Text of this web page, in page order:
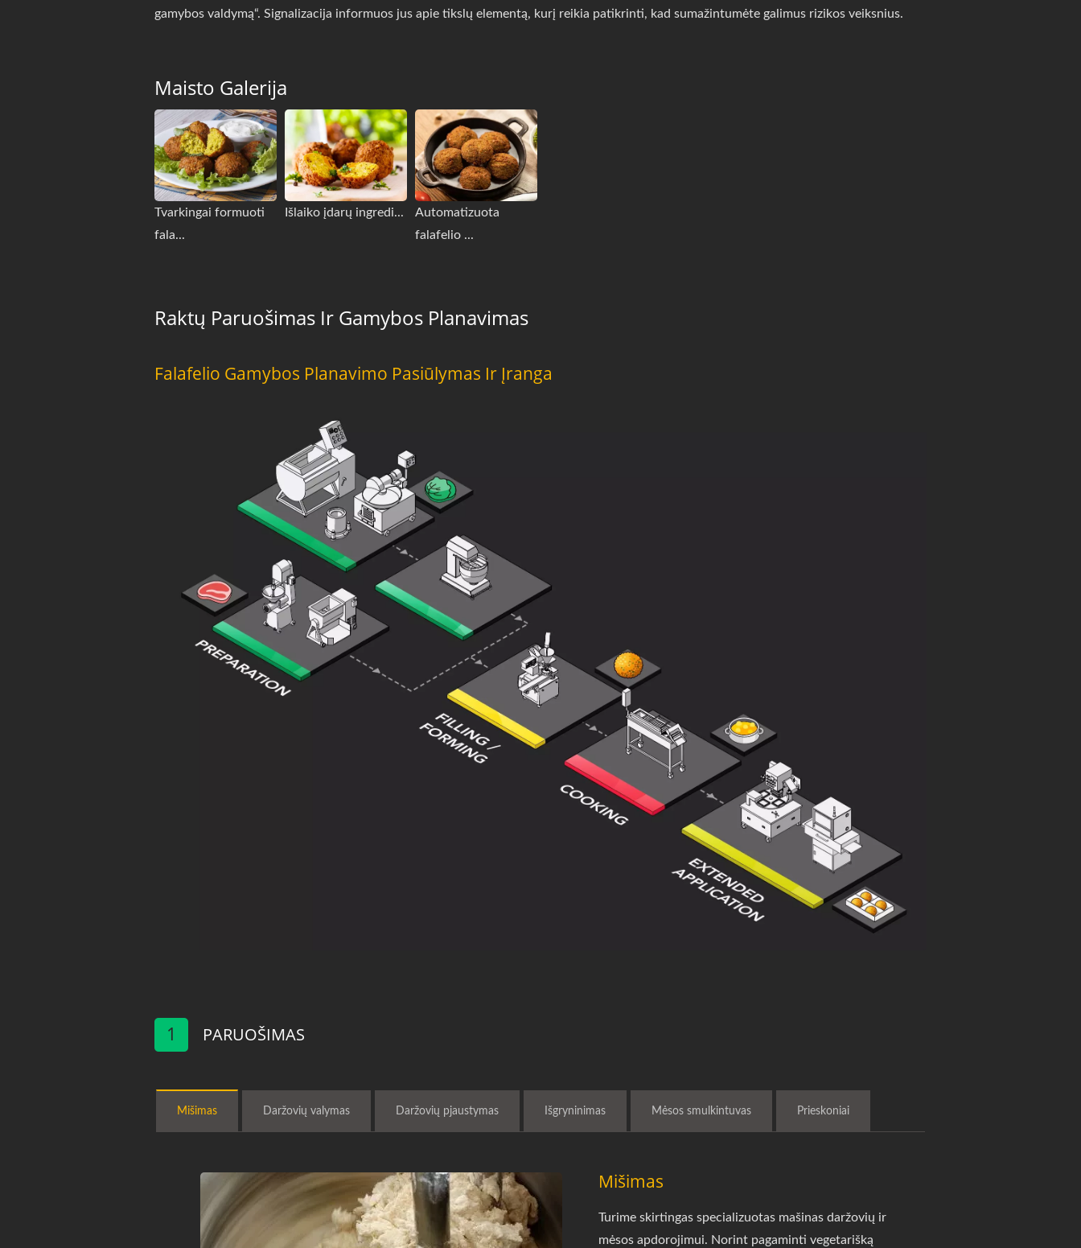
gamybos valdymą“. Signalizacija informuos jus apie tikslų elementą, kurį reikia patikrinti, kad sumažintumėte galimus rizikos veiksnius.
Maisto Galerija
Tvarkingai formuoti
fala...
Išlaiko įdarų ingredi...
Automatizuota
falafelio ...
Raktų Paruošimas Ir Gamybos Planavimas
Falafelio Gamybos Planavimo Pasiūlymas Ir Įranga
1 PARUOŠIMAS
Mišimas Daržovių valymas Daržovių pjaustymas Išgryninimas Mėsos smulkintuvas Prieskoniai
Mišimas
Turime skirtingas specializuotas mašinas daržovių ir
mėsos apdorojimui. Norint pagaminti vegetarišką